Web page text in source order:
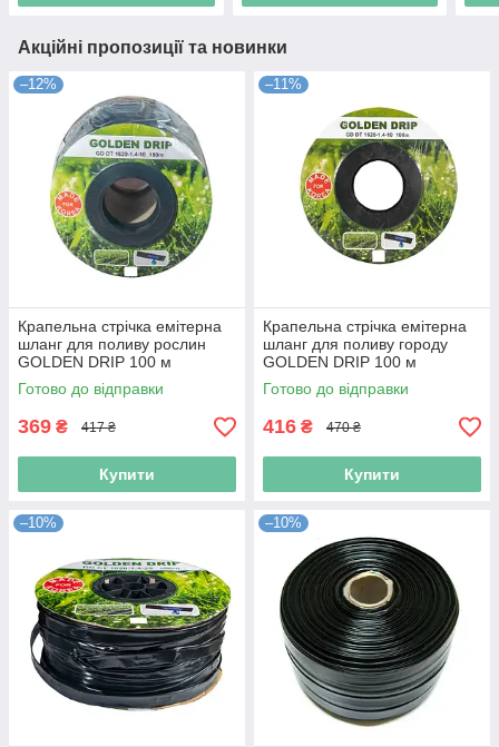
Акційні пропозиції та новинки
–12%
Крапельна стрічка емітерна
шланг для поливу рослин
GOLDEN DRIP 100 м
(Niz16477)
Готово до відправки
369 ₴ 417 ₴
Купити
–11%
Крапельна стрічка емітерна
шланг для поливу городу
GOLDEN DRIP 100 м
(Niz16475)
Готово до відправки
416 ₴ 470 ₴
Купити
–10% –10%